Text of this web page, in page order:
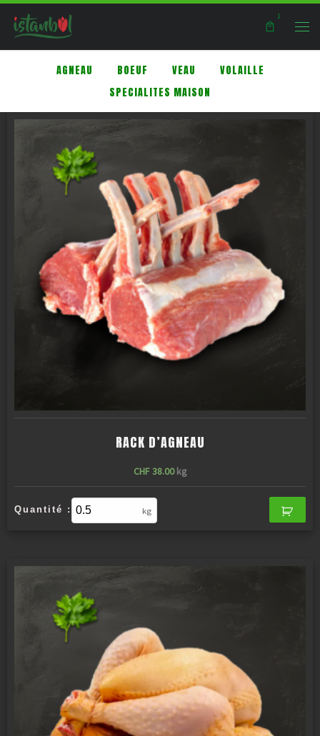
Skip to content 1
AGNEAU BOEUF VEAU
VOLAILLE
SPECIALITES MAISON
RACK D’AGNEAU
CHF38.00 kg
Quantité : kg